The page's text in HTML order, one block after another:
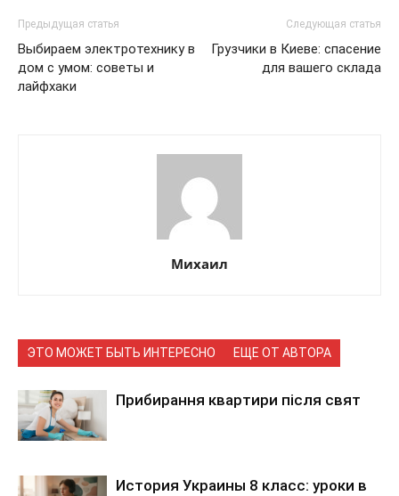
Предыдущая статья
Выбираем электротехнику в
дом с умом: советы и
лайфхаки
Следующая статья
Грузчики в Киеве: спасение
для вашего склада
Михаил
ЭТО МОЖЕТ БЫТЬ ИНТЕРЕСНО ЕЩЕ ОТ АВТОРА
Прибирання квартири після свят
История Украины 8 класс: уроки в